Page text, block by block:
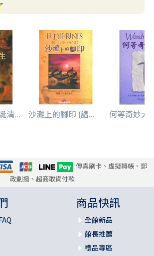
清... 沙灘上的腳印 (譜... 何等奇妙大
傳真刷卡、虛擬轉帳、郵
政劃撥、超商取貨付款
商品快訊
全館新品
館長推薦
禮品專區